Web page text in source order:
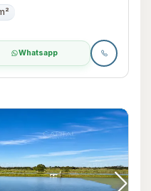
Whatsapp